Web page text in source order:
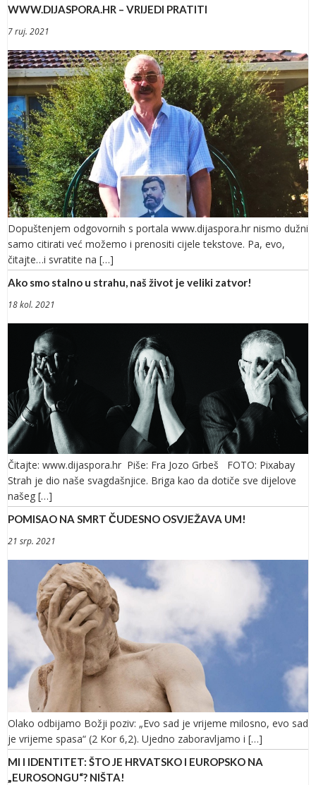
WWW.DIJASPORA.HR – VRIJEDI PRATITI
7 ruj. 2021
Dopuštenjem odgovornih s portala www.dijaspora.hr nismo dužni
samo citirati već možemo i prenositi cijele tekstove. Pa, evo,
čitajte…i svratite na […]
Ako smo stalno u strahu, naš život je veliki zatvor!
18 kol. 2021
Čitajte: www.dijaspora.hr Piše: Fra Jozo Grbeš FOTO: Pixabay
Strah je dio naše svagdašnjice. Briga kao da dotiče sve dijelove
našeg […]
POMISAO NA SMRT ČUDESNO OSVJEŽAVA UM!
21 srp. 2021
Olako odbijamo Božji poziv: „Evo sad je vrijeme milosno, evo sad
je vrijeme spasa“ (2 Kor 6,2). Ujedno zaboravljamo i […]
MI I IDENTITET: ŠTO JE HRVATSKO I EUROPSKO NA
„EUROSONGU“? NIŠTA!